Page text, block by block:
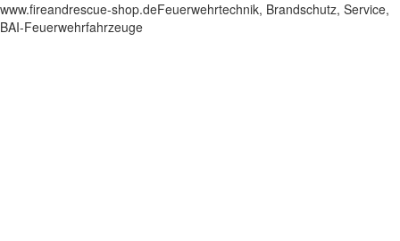
www.fireandrescue-shop.deFeuerwehrtechnik, Brandschutz, Service,
BAI-Feuerwehrfahrzeuge